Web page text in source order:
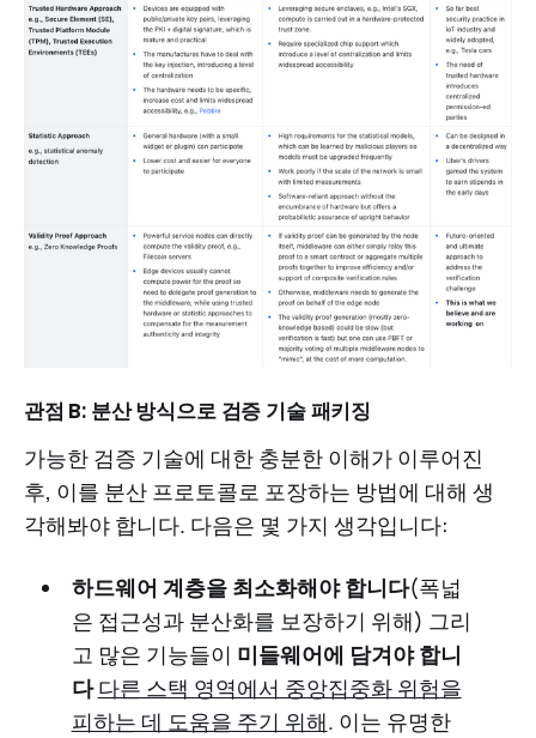
관점 B: 분산 방식으로 검증 기술 패키징
가능한 검증 기술에 대한 충분한 이해가 이루어진
후, 이를 분산 프로토콜로 포장하는 방법에 대해 생
각해봐야 합니다. 다음은 몇 가지 생각입니다:
하드웨어 계층을 최소화해야 합니다(폭넓
은 접근성과 분산화를 보장하기 위해) 그리
고 많은 기능들이 미들웨어에 담겨야 합니
다 다른 스택 영역에서 중앙집중화 위험을
피하는 데 도움을 주기 위해. 이는 유명한